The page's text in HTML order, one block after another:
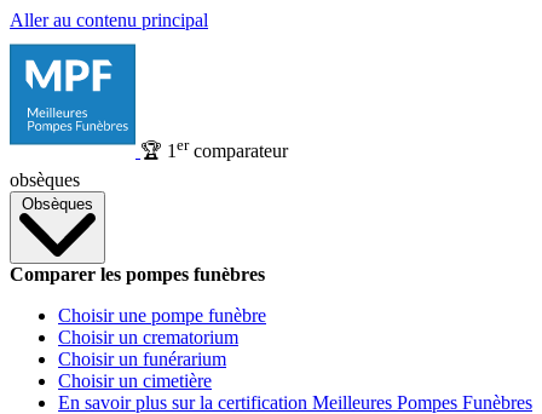
Aller au contenu principal
🏆 1 ercomparateur
obsèques
Obsèques
Comparer les pompes funèbres
Choisir une pompe funèbre
Choisir un crematorium
Choisir un funérarium
Choisir un cimetière
En savoir plus sur la certification Meilleures Pompes Funèbres